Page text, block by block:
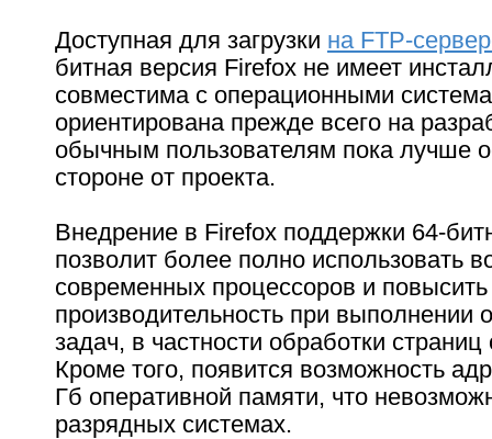
Доступная для загрузки на FTP-
битная версия Firefox не имеет
совместима с операционными
ориентирована прежде всего на
обычным пользователям пока лучше
стороне от проекта.
Внедрение в Firefox поддержки 64-
позволит более полно использовать
современных процессоров и повысить
производительность при выполнении
задач, в частности обработки
Кроме того, появится возможность
Гб оперативной памяти, что
разрядных системах.